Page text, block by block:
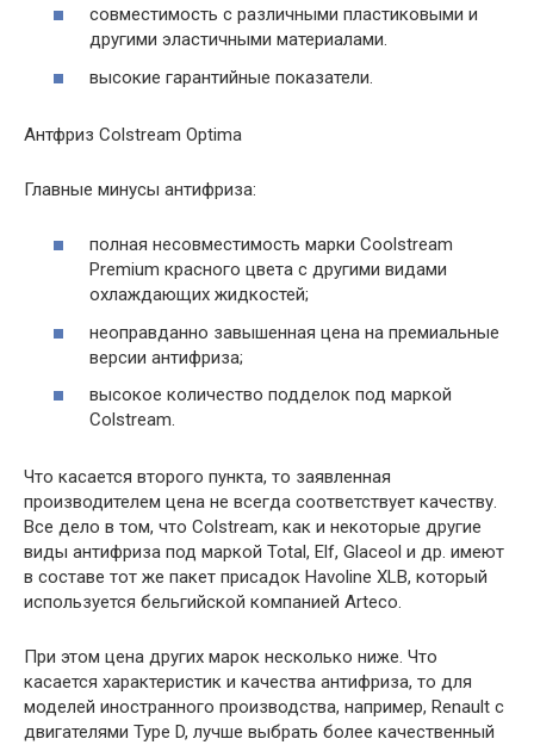
совместимость с различными пластиковыми и
другими эластичными материалами.
высокие гарантийные показатели.
Антфриз Colstream Optima
Главные минусы антифриза:
полная несовместимость марки Coolstream
Premium красного цвета с другими видами
охлаждающих жидкостей;
неоправданно завышенная цена на премиальные
версии антифриза;
высокое количество подделок под маркой
Colstream.
Что касается второго пункта, то заявленная
производителем цена не всегда соответствует качеству.
Все дело в том, что Colstream, как и некоторые другие
виды антифриза под маркой Total, Elf, Glaceol и др. имеют
в составе тот же пакет присадок Havoline XLB, который
используется бельгийской компанией Arteco.
При этом цена других марок несколько ниже. Что
касается характеристик и качества антифриза, то для
моделей иностранного производства, например, Renault с
двигателями Type D, лучше выбрать более качественный